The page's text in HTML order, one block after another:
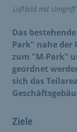
Luftbild mit Umgriff
Das
Park" nahe der
zum "M-Park"
geordnet
sich das
Ziele